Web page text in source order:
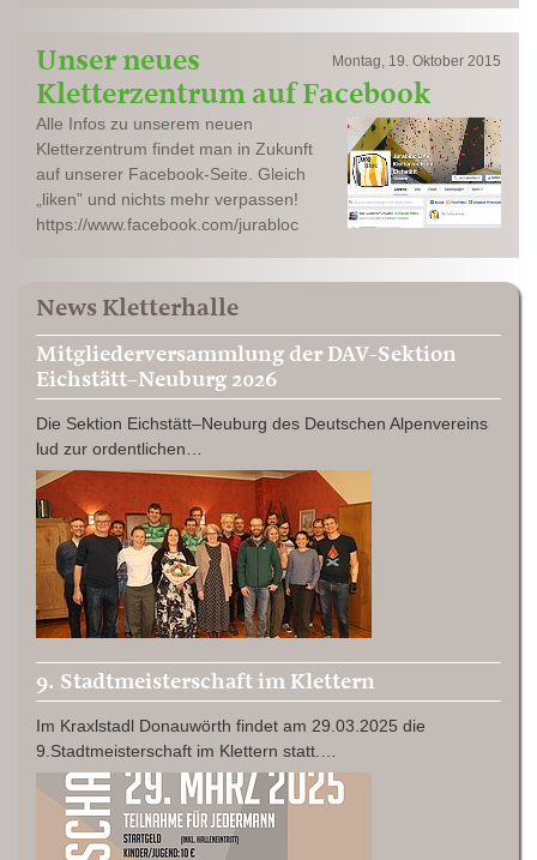
Montag, 19. Oktober 2015
Unser neues
Kletterzentrum auf Facebook
Alle Infos zu unserem neuen
Kletterzentrum findet man in Zukunft
auf unserer Facebook-Seite. Gleich
„liken” und nichts mehr verpassen!
https://www.facebook.com/jurabloc
News Kletterhalle
Mitgliederversammlung der DAV-Sektion
Eichstätt–Neuburg 2026
Die Sektion Eichstätt–Neuburg des Deutschen Alpenvereins
lud zur ordentlichen…
9. Stadtmeisterschaft im Klettern
Im Kraxlstadl Donauwörth findet am 29.03.2025 die
9.Stadtmeisterschaft im Klettern statt.…